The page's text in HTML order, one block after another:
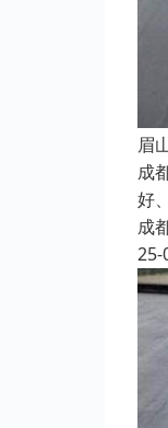
眉
成
好
成
25-